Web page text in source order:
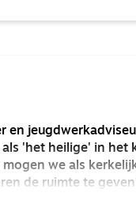
en
als 'het heilige' in het
we als
de ruimte te